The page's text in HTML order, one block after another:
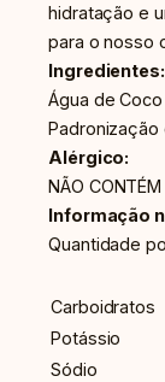
hidratação e
para o nosso
Ingredientes:
Água de
Padronização
Alérgico:
NÃO
Informação
Quantidade
Carboidratos
Potássio
Sódio